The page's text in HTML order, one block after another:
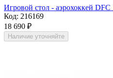
Игровой стол - аэрохоккей
Код: 216169
18 690 ₽
Наличие уточняйте